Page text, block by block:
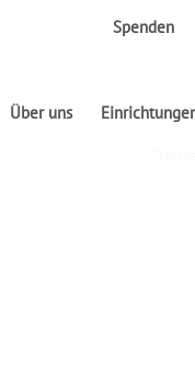
Spenden
Über uns